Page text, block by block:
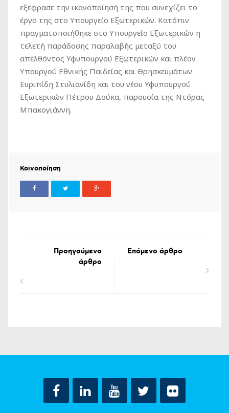
εξέφρασε την ικανοποίησή της που συνεχίζει το
έργο της στο Υπουργείο Εξωτερικών. Κατόπιν
πραγματοποιήθηκε στο Υπουργείο Εξωτερικών η
τελετή παράδοσης παραλαβής μεταξύ του
απελθόντος Υφυπουργού Εξωτερικών και πλέον
Υπουργού Εθνικής Παιδείας και Θρησκευμάτων
Ευριπίδη Στυλιανίδη και του νέου Υφυπουργού
Εξωτερικών Πέτρου Δούκα, παρουσία της Ντόρας
Μπακογιάννη.
Κοινοποίηση
Προηγούμενο
άρθρο
Επόμενο άρθρο